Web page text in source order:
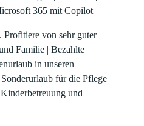
365 mit Copilot
. Profitiere von sehr guter
Familie | Bezahlte
in unseren
für die Pflege
und